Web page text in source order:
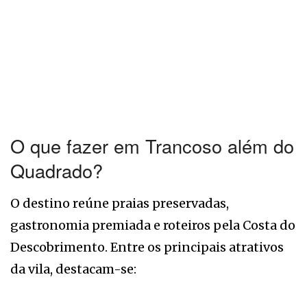
O que fazer em Trancoso além do
Quadrado?
O destino reúne praias preservadas,
gastronomia premiada e roteiros pela Costa do
Descobrimento. Entre os principais atrativos
da vila, destacam-se: